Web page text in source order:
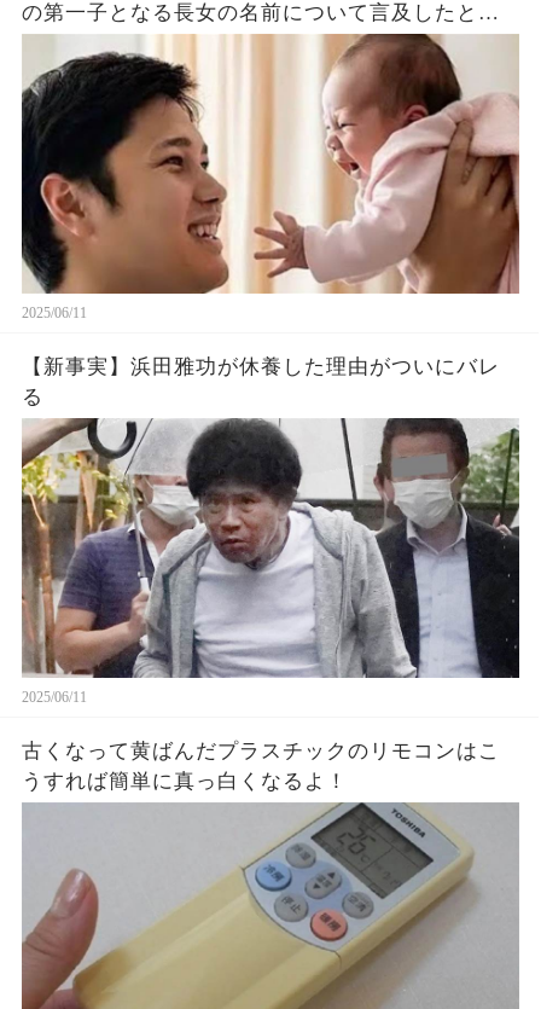
の第一子となる長女の名前について言及したと話
題に！山本由伸や佐々木朗希は知ってそう！
2025/06/11
【新事実】浜田雅功が休養した理由がついにバレ
る
2025/06/11
古くなって黄ばんだプラスチックのリモコンはこ
うすれば簡単に真っ白くなるよ！